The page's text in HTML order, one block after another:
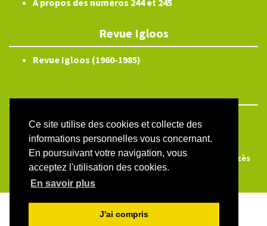
Ce site utilise des cookies et collecte des
informations personnelles vous concernant.
En poursuivant votre navigation, vous
acceptez l'utilisation des cookies.
En savoir plus
J'ai compris
A propos des numéros 244 et 245
Revue Igloos
Revue Igloos (1960-1985)
ISSN électronique 2804-3359
Plan du site
Créé et hébergé par Chapitre 9—Édité avec Lodel
Accès
réservé